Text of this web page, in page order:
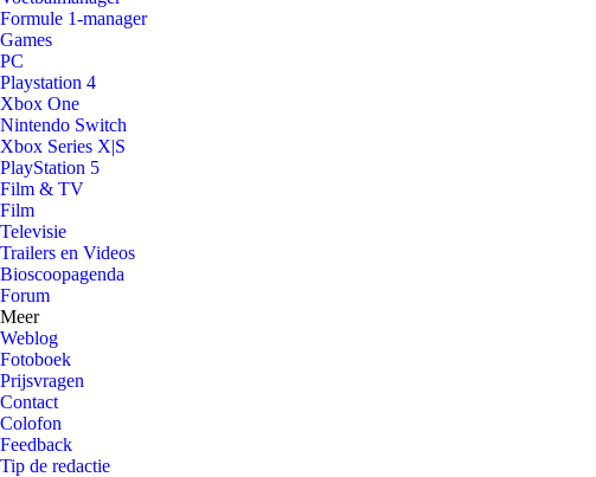
Formule 1-manager
Games
PC
Playstation 4
Xbox One
Nintendo Switch
Xbox Series X|S
PlayStation 5
Film & TV
Film
Televisie
Trailers en Videos
Bioscoopagenda
Forum
Meer
Weblog
Fotoboek
Prijsvragen
Contact
Colofon
Feedback
Tip de redactie